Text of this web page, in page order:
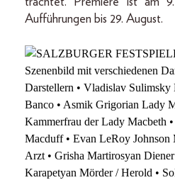
Aufführungen bis 29. August.